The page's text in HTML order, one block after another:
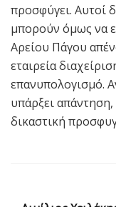
προσφύγει. Αυτοί
μπορούν όμως να
Αρείου Πάγου
εταιρεία
επανυπολογισμό.
υπάρξει
δικαστική